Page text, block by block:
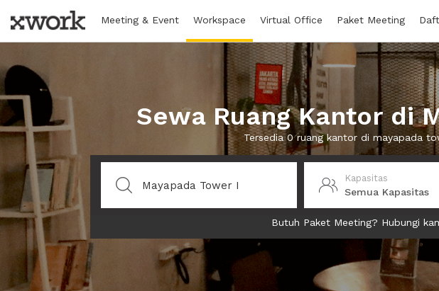
Meeting & Event Workspace Virtual Office Paket Meeting
Sewa Ruang Kantor di
Tersedia 0 ruang kantor di mayapada
Kapasitas
Semua Kapasitas
Butuh Paket Meeting? Hubungi